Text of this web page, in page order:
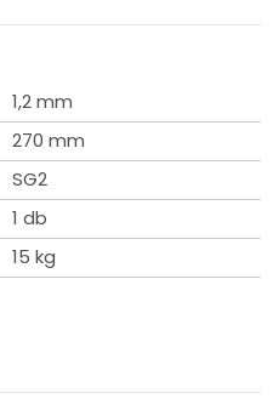
1,2 mm
270 mm
SG2
1 db
15 kg